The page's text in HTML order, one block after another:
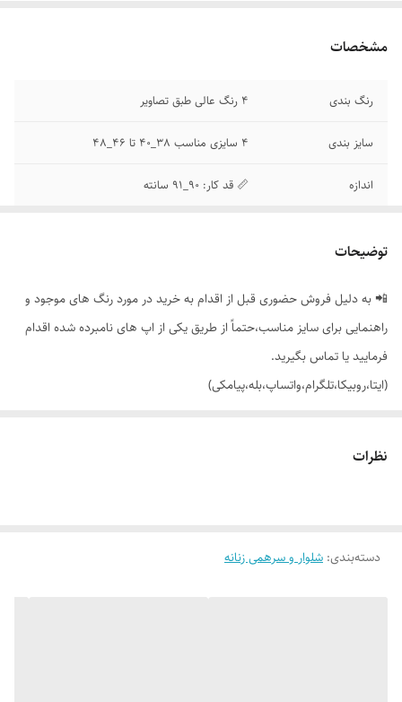
مشخصات
رنگ بندی 4 رنگ عالی طبق تصاویر
سایز بندی 4 سایزی مناسب 38_40 تا 46_48
اندازه 📏 قد کار: 90_91 سانته
توضیحات
📲 به دلیل فروش حضوری قبل از اقدام به خرید در مورد رنگ های موجود و
راهنمایی برای سایز مناسب،حتماً از طریق یکی از اپ های نامبرده شده اقدام
فرمایید یا تماس بگیرید.
(ایتا،روبیکا،تلگرام،واتساپ،بله،پیامکی)
🎨 رنگ بندیش: 4 رنگ عالی طبق تصاویر (یه مقدار تفاوت رنگ با عکس های
نظرات
دسته‌بندی: شلوار و سرهمی زنانه